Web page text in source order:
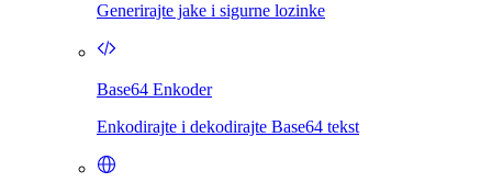
Generirajte jake i sigurne lozinke
Base64 Enkoder
Enkodirajte i dekodirajte Base64 tekst